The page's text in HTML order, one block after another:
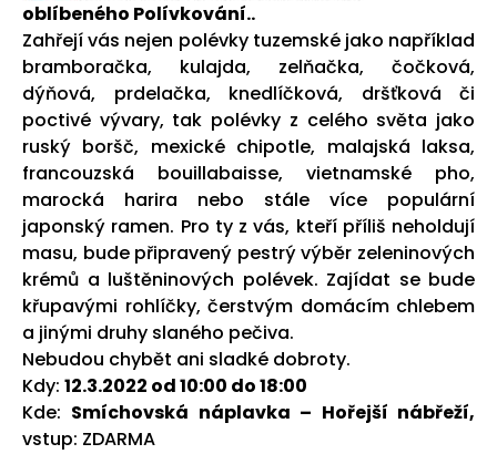
oblíbeného Polívkování..
Zahřejí vás nejen polévky tuzemské jako například
bramboračka, kulajda, zelňačka, čočková,
dýňová, prdelačka, knedlíčková, dršťková či
poctivé vývary, tak polévky z celého světa jako
ruský boršč, mexické chipotle, malajská laksa,
francouzská bouillabaisse, vietnamské pho,
marocká harira nebo stále více populární
japonský ramen. Pro ty z vás, kteří příliš neholdují
masu, bude připravený pestrý výběr zeleninových
krémů a luštěninových polévek. Zajídat se bude
křupavými rohlíčky, čerstvým domácím chlebem
a jinými druhy slaného pečiva.
Nebudou chybět ani sladké dobroty.
Kdy: 12.3.2022 od 10:00 do 18:00
Kde: Smíchovská náplavka – Hořejší nábřeží,
vstup: ZDARMA